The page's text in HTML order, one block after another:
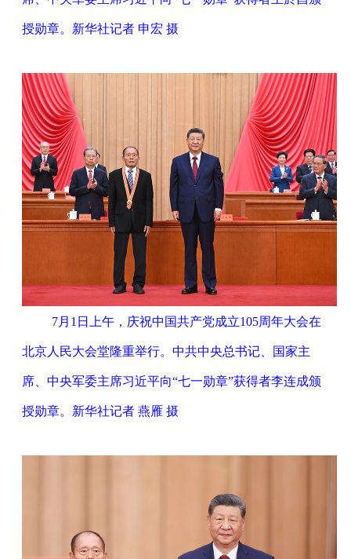
授勋章。新华社记者 申宏 摄
7月1日上午，庆祝中国共产党成立105周年大会在
北京人民大会堂隆重举行。中共中央总书记、国家主
席、中央军委主席习近平向“七一勋章”获得者李连成颁
授勋章。新华社记者 燕雁 摄